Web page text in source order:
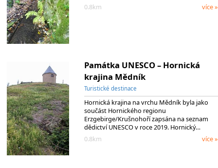
0.8km
více »
Památka UNESCO – Hornická
krajina Mědník
Turistické destinace
Hornická krajina na vrchu Mědník byla jako
součást Hornického regionu
Erzgebirge/Krušnohoří zapsána na seznam
dědictví UNESCO v roce 2019. Hornický…
0.8km
více »